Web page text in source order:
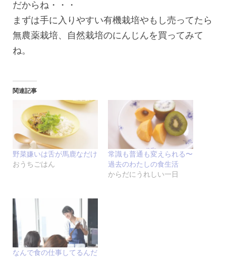
だからね・・・
まずは手に入りやすい有機栽培やもし売ってたら
無農薬栽培、自然栽培のにんじんを買ってみて
ね。
関連記事
野菜嫌いは舌が馬鹿なだけ
おうちごはん
常識も普通も変えられる〜
過去のわたしの食生活
からだにうれしい一日
なんで食の仕事してるんだ